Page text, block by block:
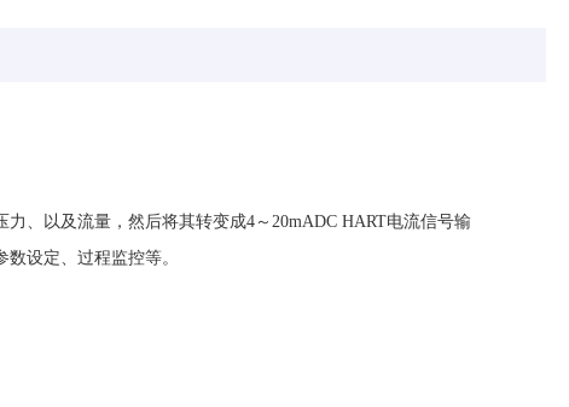
力、以及流量，然后将其转变成4 ～20mADC HART电流信号输
数设定、过程监控等。